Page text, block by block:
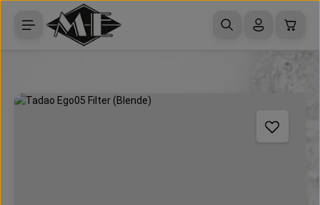
Zum Hauptinhalt springen
Bildergalerie überspringen